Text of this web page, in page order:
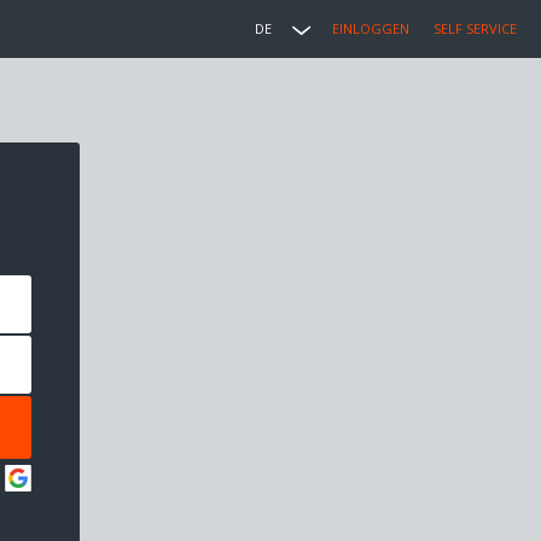
DE EINLOGGEN SELF SERVICE